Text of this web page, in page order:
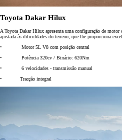
Toyota Dakar Hilux
A Toyota Dakar Hilux apresenta uma configuração de motor
ajustada às dificuldades do terreno, que lhe proporciona
• Motor 5L V8 com posição central
• Potência 320cv / Binário: 620Nm
• 6 velocidades - transmissão manual
• Tracção integral